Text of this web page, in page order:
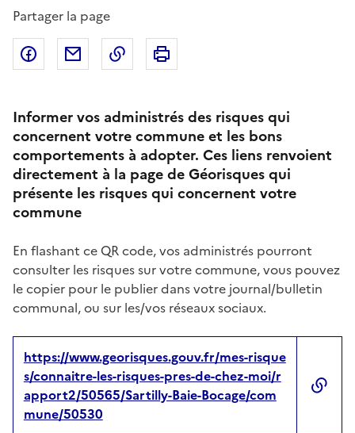
Partager la page
Partager sur Facebook
Partager par emailCopier dans le presse-papier
Informer vos administrés des risques qui
concernent votre commune et les bons
comportements à adopter. Ces liens renvoient
directement à la page de Géorisques qui
présente les risques qui concernent votre
commune
En flashant ce QR code, vos administrés pourront
consulter les risques sur votre commune, vous pouvez
le copier pour le publier dans votre journal/bulletin
communal, ou sur les/vos réseaux sociaux.
https://www.georisques.gouv.fr/mes-risque
s/connaitre-les-risques-pres-de-chez-moi/r
apport2/50565/Sartilly-Baie-Bocage/com
mune/50530